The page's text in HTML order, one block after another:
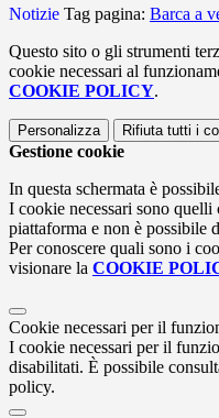
Notizie Tag pagina: Barca a
Questo sito o gli strumenti
cookie necessari al
COOKIE POLICY.
Personalizza Rifiuta tutti i
Gestione cookie
In questa schermata è
I cookie necessari sono
piattaforma e non è possibile
Per conoscere quali sono i
visionare la COOKIE
Cookie necessari per il
I cookie necessari per il
disabilitati. È possibile
policy.